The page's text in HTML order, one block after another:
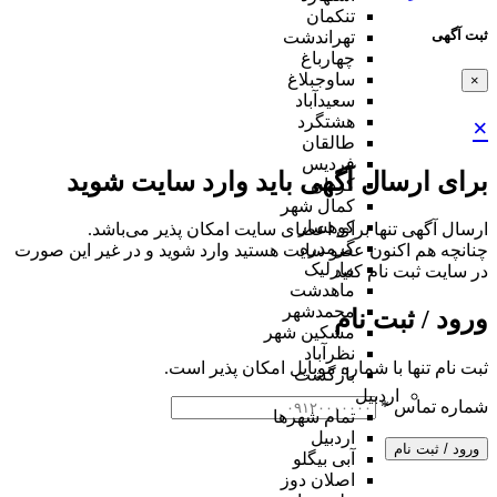
ثبت آگهی
×
×
برای ارسال آگهی باید وارد سایت شوید
ارسال آگهی تنها برای اعضای سایت امکان پذیر می‌باشد.
چنانچه هم‌ اکنون عضو سایت هستید وارد شوید و در غیر این صورت
در سایت ثبت نام کنید
ورود / ثبت نام
ثبت نام تنها با شماره موبایل امکان پذیر است.
شماره تماس*
ورود / ثبت نام
تنکمان
تهراندشت
چهارباغ
ساوجبلاغ
سعیدآباد
هشتگرد
طالقان
فردیس
کردان
کمال شهر
کوهسار
گرمدره
مارلیک
ماهدشت
محمدشهر
مشکین شهر
نظرآباد
بازگشت
اردبیل
تمام شهر‌ها
اردبیل
آبی بیگلو
اصلان دوز